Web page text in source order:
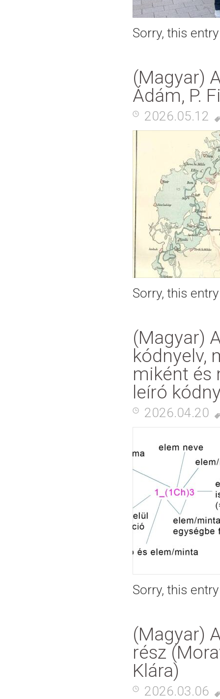
Sorry, this
(Magyar)
Ádám, P.
2026.05.12
Sorry, this
(Magyar)
kódnyelv,
miként és
leíró
2026.04.20
Sorry, this
(Magyar)
rész
Klára)
2026.03.06